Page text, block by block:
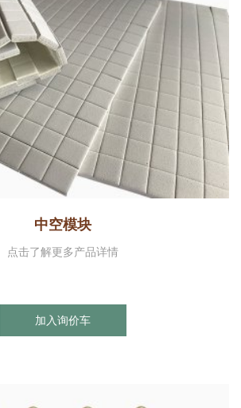
中空模块
点击了解更多产品详情
加入询价车